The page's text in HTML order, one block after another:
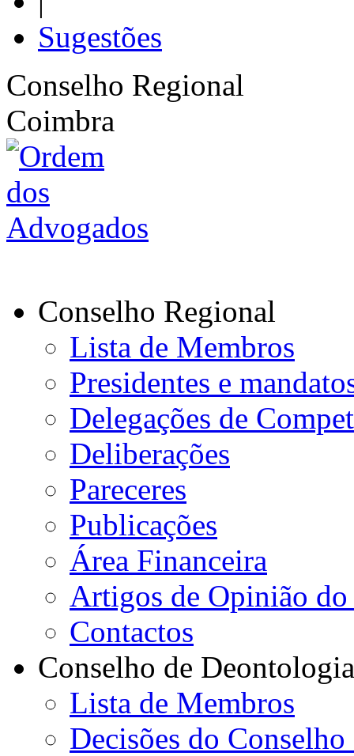
Sugestões
Conselho Regional
Coimbra
Conselho Regional
Lista de Membros
Presidentes e
Delegações de
Deliberações
Pareceres
Publicações
Área Financeira
Artigos de Opinião do
Contactos
Conselho de Deontologia
Lista de Membros
Decisões do